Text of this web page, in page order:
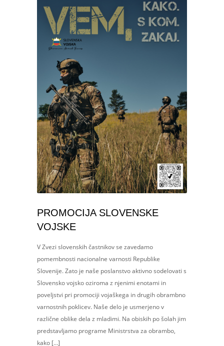
PROMOCIJA SLOVENSKE
VOJSKE
V Zvezi slovenskih častnikov se zavedamo
pomembnosti nacionalne varnosti Republike
Slovenije. Zato je naše poslanstvo aktivno sodelovati s
Slovensko vojsko oziroma z njenimi enotami in
poveljstvi pri promociji vojaškega in drugih obrambno
varnostnih poklicev. Naše delo je usmerjeno v
različne oblike dela z mladimi. Na obiskih po šolah jim
predstavljamo programe Ministrstva za obrambo,
kako […]